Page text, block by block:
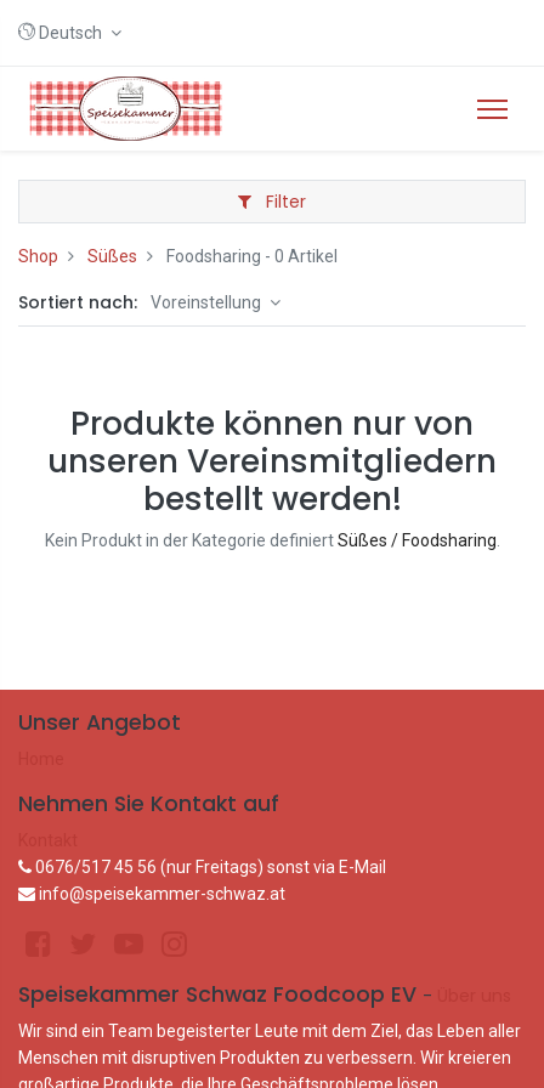
Deutsch
Filter
Shop Süßes Foodsharing - 0 Artikel
Sortiert nach: Voreinstellung
Produkte können nur von
unseren Vereinsmitgliedern
bestellt werden!
Kein Produkt in der Kategorie definiertSüßes / Foodsharing
Unser Angebot
Nehmen Sie Kontakt auf
0676/517 45 56 (nur Freitags) sonst via E-Mail
info@speisekammer-schwaz.at
Speisekammer Schwaz Foodcoop EV -
Wir sind ein Team begeisterter Leute mit dem Ziel, das Leben aller
Menschen mit disruptiven Produkten zu verbessern. Wir kreieren